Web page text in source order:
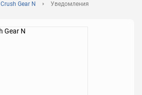
Crush Gear N Уведомления